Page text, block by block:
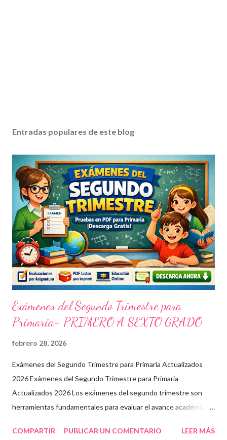
Entradas populares de este blog
Exámenes del Segundo Trimestre para
Primaria- PRIMERO A SEXTO GRADO
febrero 28, 2026
Exámenes del Segundo Trimestre para Primaria Actualizados
2026 Exámenes del Segundo Trimestre para Primaria
Actualizados 2026 Los exámenes del segundo trimestre son
herramientas fundamentales para evaluar el avance académico
descargable en PDF, diseñado para docentes que buscan
COMPARTIR PUBLICAR UN COMENTARIO LEER MÁS